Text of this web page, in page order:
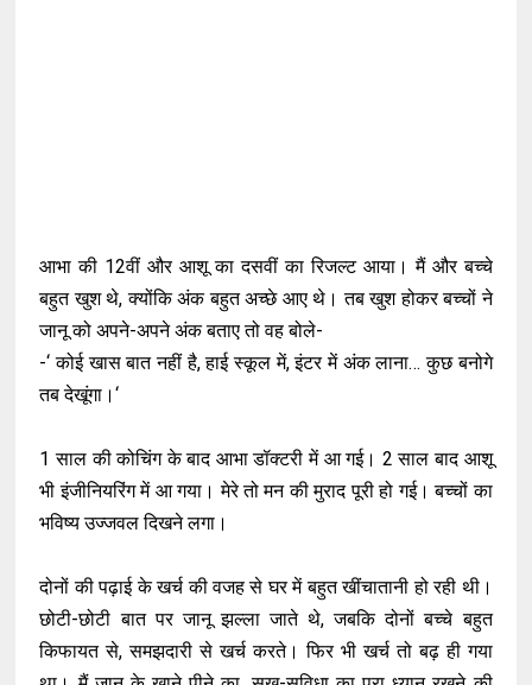
आभा की 12वीं और आशू का दसवीं का रिजल्ट आया। मैं और बच्चे
बहुत खुश थे, क्योंकि अंक बहुत अच्छे आए थे। तब खुश होकर बच्चों ने
जानू को अपने-अपने अंक बताए तो वह बोले-
-‘ कोई खास बात नहीं है, हाई स्कूल में, इंटर में अंक लाना… कुछ बनोगे
तब देखूंगा।‘
1 साल की कोचिंग के बाद आभा डॉक्टरी में आ गई। 2 साल बाद आशू
भी इंजीनियरिंग में आ गया। मेरे तो मन की मुराद पूरी हो गई। बच्चों का
भविष्य उज्जवल दिखने लगा।
दोनों की पढ़ाई के खर्च की वजह से घर में बहुत खींचातानी हो रही थी।
छोटी-छोटी बात पर जानू झल्ला जाते थे, जबकि दोनों बच्चे बहुत
किफायत से, समझदारी से खर्च करते। फिर भी खर्च तो बढ़ ही गया